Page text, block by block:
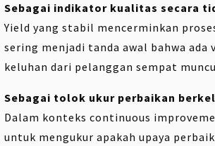
Sebagai indikator kualitas secara
Yield yang stabil mencerminkan
sering menjadi tanda awal bahwa
keluhan dari pelanggan sempat
Sebagai tolok ukur perbaikan
Dalam konteks continuous
untuk mengukur apakah upaya